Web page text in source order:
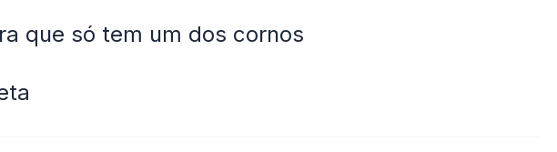
que só tem um dos cornos